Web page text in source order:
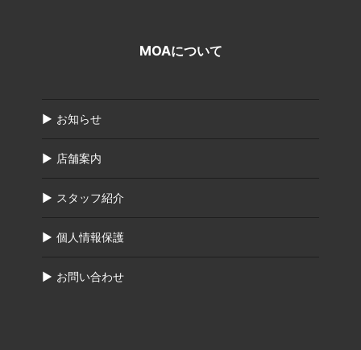
MOAについて
お知らせ
店舗案内
スタッフ紹介
個人情報保護
お問い合わせ